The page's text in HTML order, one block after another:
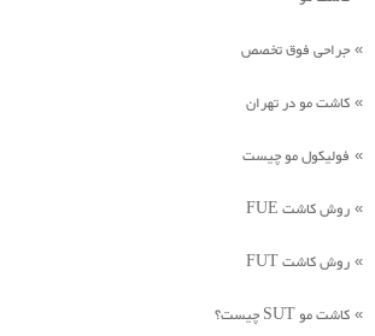
» جراحی فوق تخصص
» کاشت مو در تهران
» فولیکول مو چیست
» روش کاشت FUE
» روش کاشت FUT
» کاشت مو SUT چیست؟